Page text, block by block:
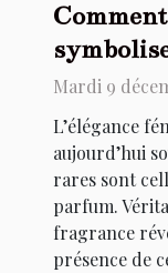
féminine
Mardi 9
L’élégance
aujourd’hui
rares sont
parfum.
fragrance
présence de